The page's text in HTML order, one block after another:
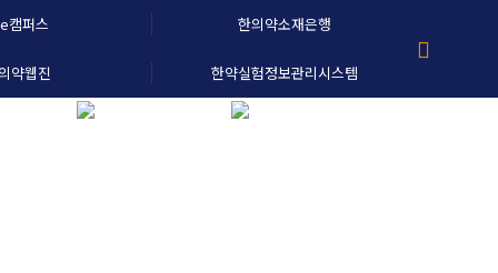
캠퍼스 한의약소재은행
약웹진 한약실험정보관리시스템